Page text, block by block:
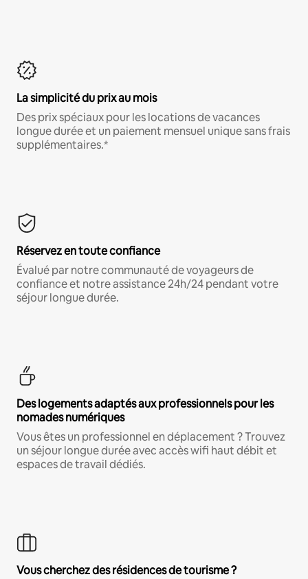
La simplicité du prix au mois
Des prix spéciaux pour les locations de vacances
longue durée et un paiement mensuel unique sans frais
supplémentaires.*
Réservez en toute confiance
Évalué par notre communauté de voyageurs de
confiance et notre assistance 24h/24 pendant votre
séjour longue durée.
Des logements adaptés aux professionnels pour les
nomades numériques
Vous êtes un professionnel en déplacement ? Trouvez
un séjour longue durée avec accès wifi haut débit et
espaces de travail dédiés.
Vous cherchez des résidences de tourisme ?